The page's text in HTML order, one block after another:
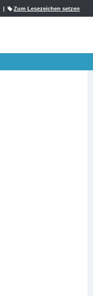
| Zum Lesezeichen setzen